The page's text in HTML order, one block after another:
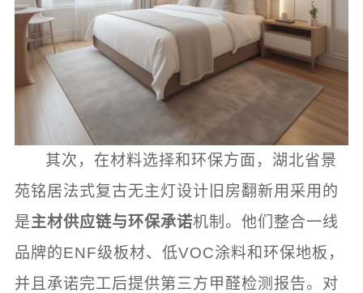
其次，在材料选择和环保方面，湖北省景
苑铭居法式复古无主灯设计旧房翻新用采用的
是主材供应链与环保承诺机制。他们整合一线
品牌的ENF级板材、低VOC涂料和环保地板，
并且承诺完工后提供第三方甲醛检测报告。对